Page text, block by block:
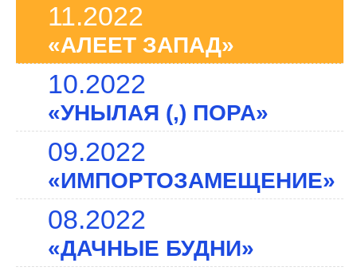
11.2022
«АЛЕЕТ ЗАПАД»
10.2022
«УНЫЛАЯ (,) ПОРА»
09.2022
«ИМПОРТОЗАМЕЩЕНИЕ»
08.2022
«ДАЧНЫЕ БУДНИ»